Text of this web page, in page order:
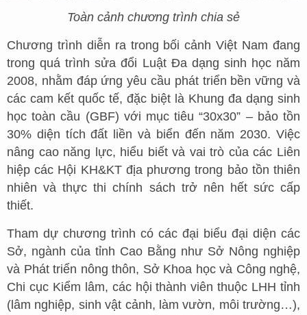
Toàn cảnh chương trình chia sẻ
Chương trình diễn ra trong bối cảnh Việt Nam đang
trong quá trình sửa đổi Luật Đa dạng sinh học năm
2008, nhằm đáp ứng yêu cầu phát triển bền vững và
các cam kết quốc tế, đặc biệt là Khung đa dạng sinh
học toàn cầu (GBF) với mục tiêu “30x30” – bảo tồn
30% diện tích đất liền và biển đến năm 2030. Việc
nâng cao năng lực, hiểu biết và vai trò của các Liên
hiệp các Hội KH&KT địa phương trong bảo tồn thiên
nhiên và thực thi chính sách trở nên hết sức cấp
thiết.
Tham dự chương trình có các đại biểu đại diện các
Sở, ngành của tỉnh Cao Bằng như Sở Nông nghiệp
và Phát triển nông thôn, Sở Khoa học và Công nghệ,
Chi cục Kiểm lâm, các hội thành viên thuộc LHH tỉnh
(lâm nghiệp, sinh vật cảnh, làm vườn, môi trường…),